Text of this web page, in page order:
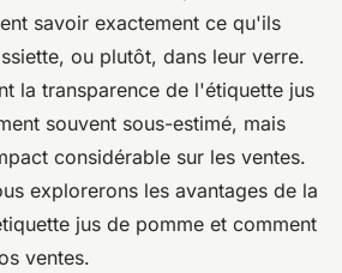
transparence peut
ventes ?
2023•2 min de lecture
savoir exactement ce qu'ils
ou plutôt, dans leur verre.
la transparence de l'étiquette jus
souvent sous-estimé, mais
considérable sur les ventes.
explorerons les avantages de la
jus de pomme et comment
ventes.